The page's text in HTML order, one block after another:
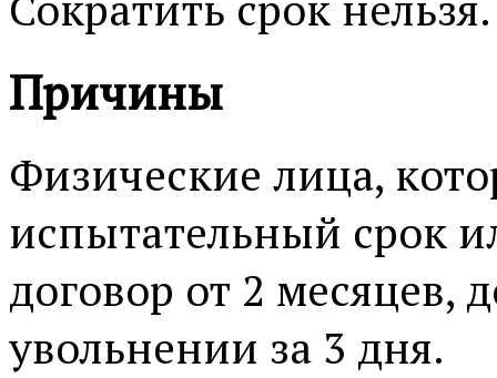
Причины
Физические лица,
испытательный срок
договор от 2 месяцев,
увольнении за 3 дня.